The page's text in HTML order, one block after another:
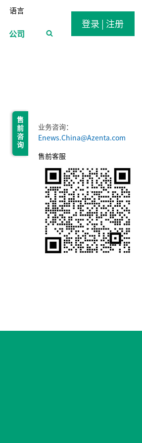
语言
公司
登录 | 注册
售 前 咨 询
业务咨询：
Enews.China@Azenta.com
售前客服